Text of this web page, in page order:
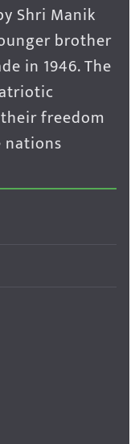
Shri Manik
brother
in 1946. The
freedom